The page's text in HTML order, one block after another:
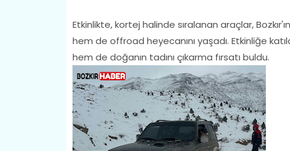
Etkinlikte, kortej halinde sıralanan araçlar,
hem de offroad heyecanını yaşadı. Etkinliğe
hem de doğanın tadını çıkarma fırsatı buldu.